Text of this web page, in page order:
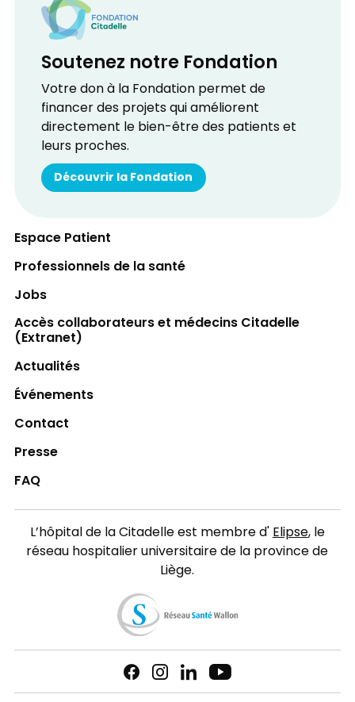
Soutenez notre Fondation
Votre don à la Fondation permet de
financer des projets qui améliorent
directement le bien-être des patients et
leurs proches.
Découvrir la Fondation
Espace Patient
Professionnels de la santé
Jobs
Accès collaborateurs et médecins Citadelle
(Extranet)
Actualités
Événements
Contact
Presse
FAQ
L’hôpital de la Citadelle est membre d'Elipse, le
réseau hospitalier universitaire de la province de
Liège.